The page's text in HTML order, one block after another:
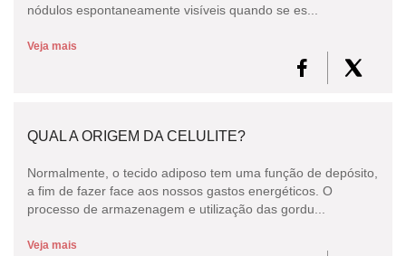
nódulos espontaneamente visíveis quando se es...
Veja mais
QUAL A ORIGEM DA CELULITE?
Normalmente, o tecido adiposo tem uma função de depósito,
a fim de fazer face aos nossos gastos energéticos. O
processo de armazenagem e utilização das gordu...
Veja mais